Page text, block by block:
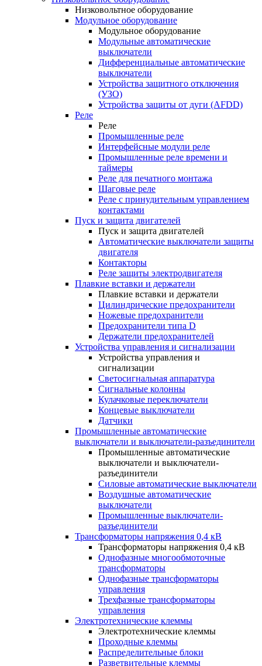
Низковольтное оборудование
Модульное оборудование
Модульное оборудование
Модульные автоматические
выключатели
Дифференциальные автоматические
выключатели
Устройства защитного отключения
(УЗО)
Устройства защиты от дуги (AFDD)
Реле
Реле
Промышленные реле
Интерфейсные модули реле
Промышленные реле времени и
таймеры
Реле для печатного монтажа
Шаговые реле
Реле с принудительным управлением
контактами
Пуск и защита двигателей
Пуск и защита двигателей
Автоматические выключатели защиты
двигателя
Контакторы
Реле защиты электродвигателя
Плавкие вставки и держатели
Плавкие вставки и держатели
Цилиндрические предохранители
Ножевые предохранители
Предохранители типа D
Держатели предохранителей
Устройства управления и сигнализации
Устройства управления и
сигнализации
Светосигнальная аппаратура
Сигнальные колонны
Кулачковые переключатели
Концевые выключатели
Датчики
Промышленные автоматические
выключатели и выключатели-разъединители
Промышленные автоматические
выключатели и выключатели-
разъединители
Силовые автоматические выключатели
Воздушные автоматические
выключатели
Промышленные выключатели-
разъединители
Трансформаторы напряжения 0,4 кВ
Трансформаторы напряжения 0,4 кВ
Однофазные многообмоточные
трансформаторы
Однофазные трансформаторы
управления
Трехфазные трансформаторы
управления
Электротехнические клеммы
Электротехнические клеммы
Проходные клеммы
Распределительные блоки
Разветвительные клеммы